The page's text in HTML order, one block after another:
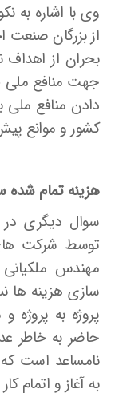
وی با اشاره به
از بزرگان صنعت
بحران از
جهت منافع ملی
دادن منافع
کشور و موانع
هزینه تمام
سوال دیگری
توسط شرکت
سازی هزینه­ ها
پروژه به
حاضر به خاطر
نامساعد است
به آغاز و اتمام